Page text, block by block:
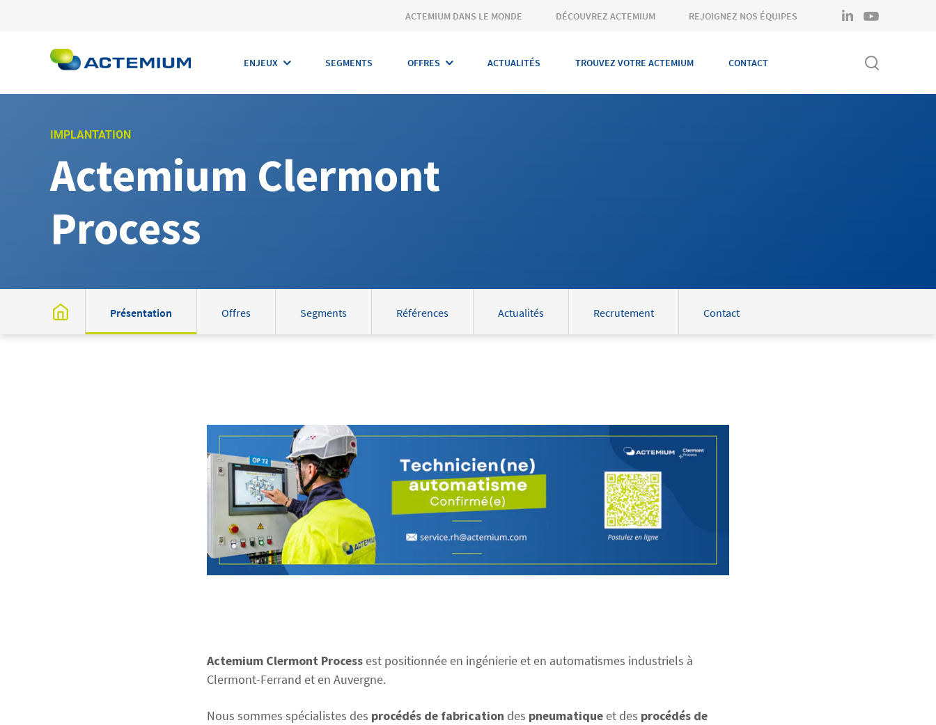
ACTEMIUM DANS LE MONDE DÉCOUVREZ ACTEMIUM REJOIGNEZ NOS ÉQUIPES linkedinyoutube
ENJEUX SEGMENTS OFFRES ACTUALITÉS TROUVEZ VOTRE ACTEMIUM CONTACT
Rechercher :
IMPLANTATION
Actemium Clermont
Process
Présentation Offres Segments Références Actualités Recrutement Contact
Actemium Clermont Processest positionnée en ingénierie et en automatismes industriels à
Clermont-Ferrand et en Auvergne.
Nous sommes spécialistes des procédés de fabrication des pneumatiqueet des procédés de